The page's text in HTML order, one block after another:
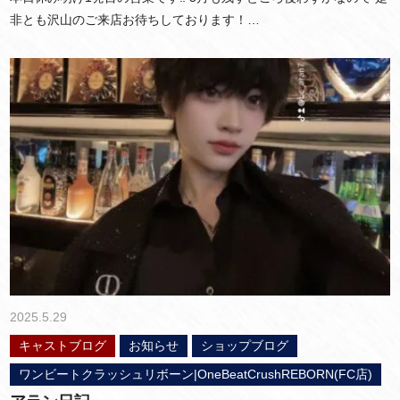
非とも沢山のご来店お待ちしております！…
2025.5.29
キャストブログ
お知らせ
ショップブログ
ワンビートクラッシュリボーン|OneBeatCrushREBORN(FC店)